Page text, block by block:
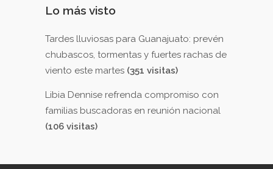
Lo más visto
Tardes lluviosas para Guanajuato: prevén
chubascos, tormentas y fuertes rachas de
viento este martes (351 visitas)
Libia Dennise refrenda compromiso con
familias buscadoras en reunión nacional
(106 visitas)